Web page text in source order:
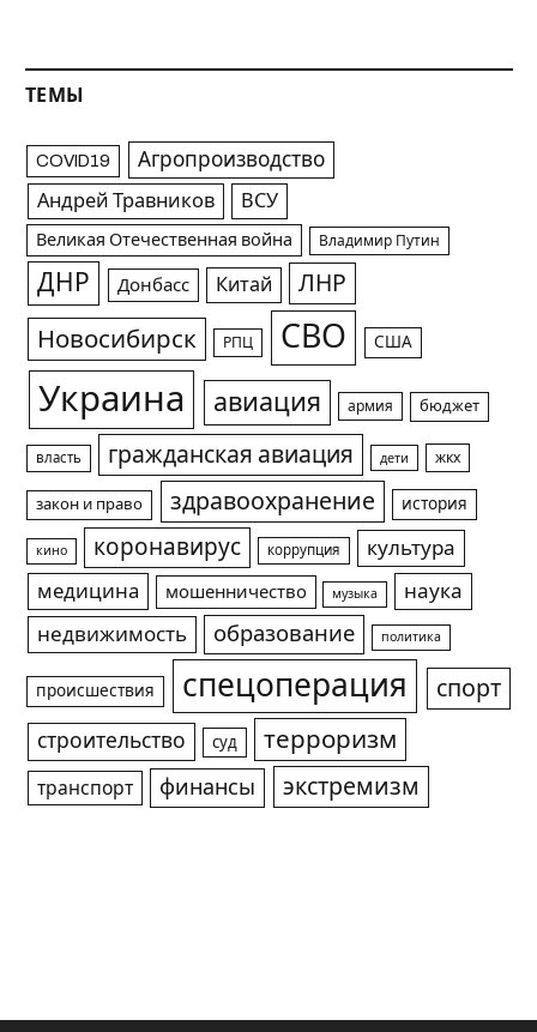
ТЕМЫ
COVID19 Агропроизводство
Андрей Травников ВСУ
Великая Отечественная война Владимир Путин
ДНР Донбасс Китай ЛНР
Новосибирск РПЦ СВО США
Украина авиация армия бюджет
власть гражданская авиация дети жкх
закон и право здравоохранение история
кино коронавирус коррупция
культура
медицина
мошенничество музыка
наука
недвижимость
образование политика
происшествия спецоперация спорт
строительство суд терроризм
транспорт финансы экстремизм